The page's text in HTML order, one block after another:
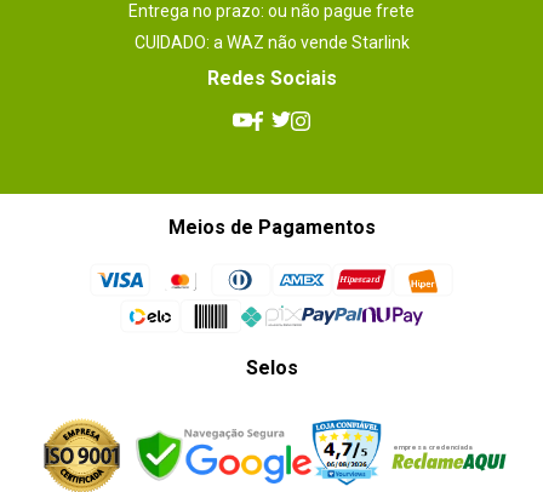
Entrega no prazo: ou não pague frete
CUIDADO: a WAZ não vende Starlink
Redes Sociais
Meios de Pagamentos
Selos